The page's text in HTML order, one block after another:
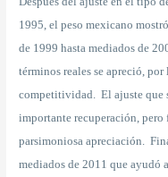
1995, el peso mexicano
de 1999 hasta mediados de
términos reales se apreció,
competitividad. El ajuste que
importante recuperación, pero
parsimoniosa apreciación.
mediados de 2011 que ayudó